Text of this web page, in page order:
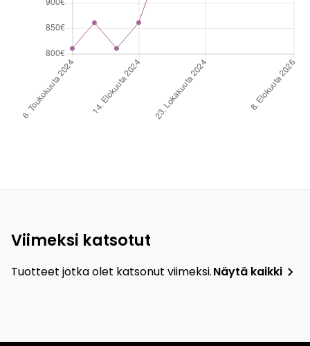
Viimeksi katsotut
Tuotteet jotka olet katsonut viimeksi.Näytä kaikki